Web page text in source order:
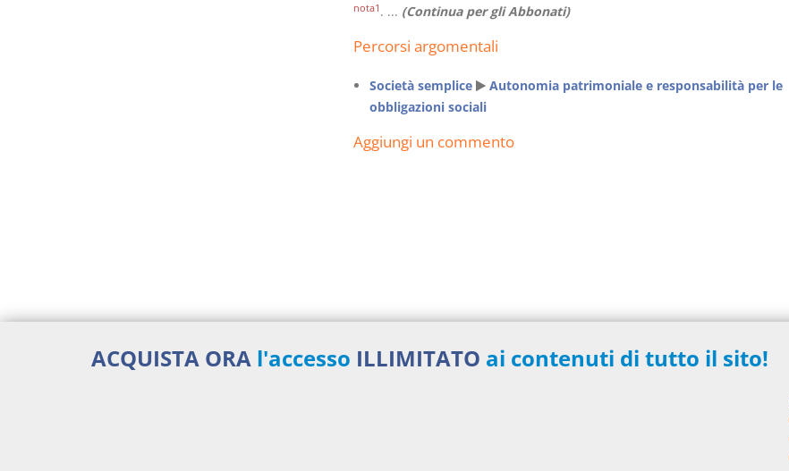
nota1 . ... (Continua per gli Abbonati)
Percorsi argomentali
Società semplice
Autonomia patrimoniale e responsabilità per le
obbligazioni sociali
Aggiungi un commento
ACQUISTA ORA l'accesso ILLIMITATO ai contenuti di tutto il sito!